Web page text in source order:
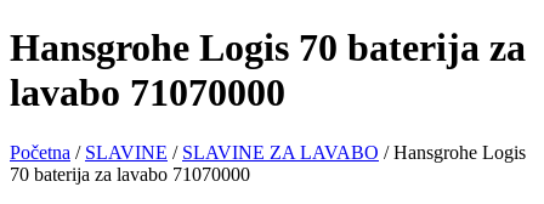
Hansgrohe Logis 70 baterija za
lavabo 71070000
Početna / SLAVINE / SLAVINE ZA LAVABO / Hansgrohe Logis
70 baterija za lavabo 71070000